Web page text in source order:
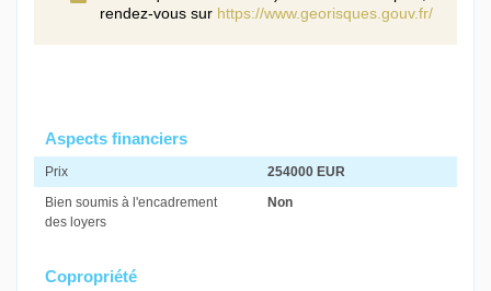
rendez-vous sur https://www.georisques.gouv.fr/
Aspects financiers
Prix
254000 EUR
Bien soumis à l'encadrement
des loyers
Non
Copropriété